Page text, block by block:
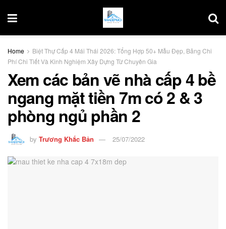
Home
Biệt Thự Cấp 4 Mái Thái 2026: Tổng Hợp 50+ Mẫu Đẹp, Bảng Chi
Phí Chi Tiết Và Kinh Nghiệm Xây Dựng Từ Chuyên Gia
Xem các bản vẽ nhà cấp 4 bề
ngang mặt tiền 7m có 2 & 3
phòng ngủ phần 2
by Trương Khắc Bản 25/07/2022